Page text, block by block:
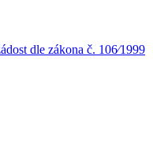
dle zákona č. 106⁄1999